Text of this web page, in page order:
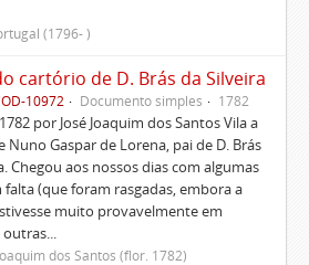
(1796- )
cartório de D. Brás da Silveira
10972 Documento simples 1782
por José Joaquim dos Santos Vila a
Nuno Gaspar de Lorena, pai de D. Brás
Chegou aos nossos dias com algumas
falta (que foram rasgadas, embora a
muito provavelmente em
dos Santos (flor. 1782)